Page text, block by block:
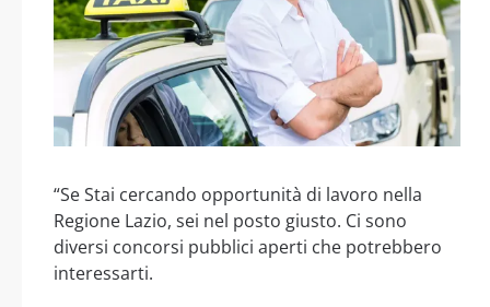
“Se Stai cercando opportunità di lavoro nella
Regione Lazio, sei nel posto giusto. Ci sono
diversi concorsi pubblici aperti che potrebbero
interessarti.